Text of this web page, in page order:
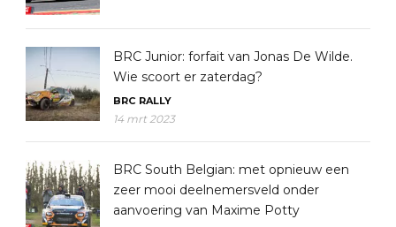
BRC Junior: forfait van Jonas De Wilde.
Wie scoort er zaterdag?
BRC RALLY
14 mrt 2023
BRC South Belgian: met opnieuw een
zeer mooi deelnemersveld onder
aanvoering van Maxime Potty